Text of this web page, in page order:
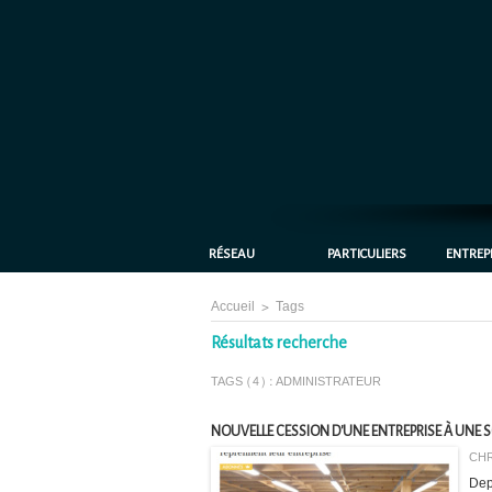
RÉSEAU PARTICULIERS
Accueil > Tags
Résultats recherche
TAGS (4) : ADMINISTRATEUR
NOUVELLE CESSION D'UNE ENTREPRISE À UNE